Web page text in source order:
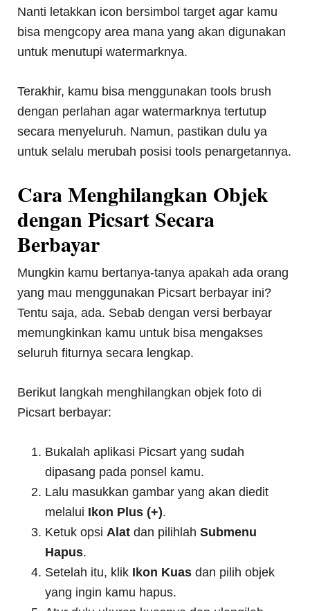
Nanti letakkan icon bersimbol target agar kamu
bisa mengcopy area mana yang akan digunakan
untuk menutupi watermarknya.
Terakhir, kamu bisa menggunakan tools brush
dengan perlahan agar watermarknya tertutup
secara menyeluruh. Namun, pastikan dulu ya
untuk selalu merubah posisi tools penargetannya.
Cara Menghilangkan Objek
dengan Picsart Secara
Berbayar
Mungkin kamu bertanya-tanya apakah ada orang
yang mau menggunakan Picsart berbayar ini?
Tentu saja, ada. Sebab dengan versi berbayar
memungkinkan kamu untuk bisa mengakses
seluruh fiturnya secara lengkap.
Berikut langkah menghilangkan objek foto di
Picsart berbayar:
Bukalah aplikasi Picsart yang sudah
dipasang pada ponsel kamu.
Lalu masukkan gambar yang akan diedit
melalui Ikon Plus (+).
Ketuk opsiAlat dan pilihlahSubmenu
Hapus.
Setelah itu, klik Ikon Kuas dan pilih objek
yang ingin kamu hapus.